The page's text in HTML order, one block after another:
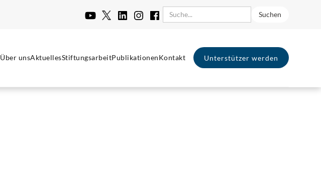
Über unsAktuellesStiftungsarbeitPublikationenKontakt Unterstützer werden